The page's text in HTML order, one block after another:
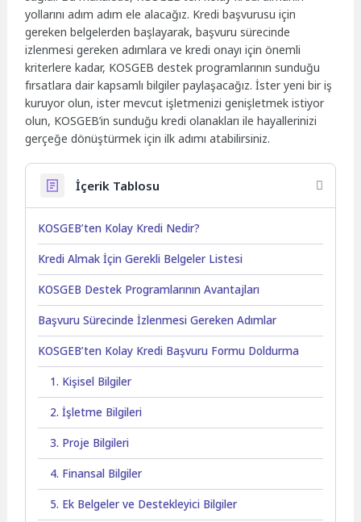
yollarını adım adım ele alacağız. Kredi başvurusu için
gereken belgelerden başlayarak, başvuru sürecinde
izlenmesi gereken adımlara ve kredi onayı için önemli
kriterlere kadar, KOSGEB destek programlarının sunduğu
fırsatlara dair kapsamlı bilgiler paylaşacağız. İster yeni bir iş
kuruyor olun, ister mevcut işletmenizi genişletmek istiyor
olun, KOSGEB’in sunduğu kredi olanakları ile hayallerinizi
gerçeğe dönüştürmek için ilk adımı atabilirsiniz.
İçerik Tablosu
KOSGEB’ten Kolay Kredi Nedir?
Kredi Almak İçin Gerekli Belgeler Listesi
KOSGEB Destek Programlarının Avantajları
Başvuru Sürecinde İzlenmesi Gereken Adımlar
KOSGEB’ten Kolay Kredi Başvuru Formu Doldurma
1. Kişisel Bilgiler
2. İşletme Bilgileri
3. Proje Bilgileri
4. Finansal Bilgiler
5. Ek Belgeler ve Destekleyici Bilgiler